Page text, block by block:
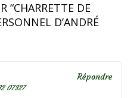
“CHARRETTE DE
D’ANDRÉ
07327
Répondre